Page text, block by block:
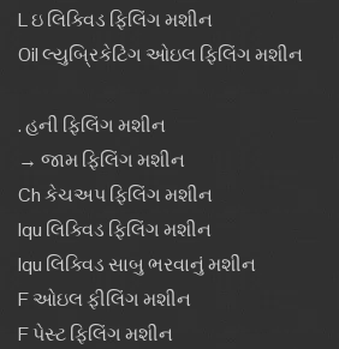
L ઇ લિક્વિડ ફિલિંગ મશીન
Oil લ્યુબ્રિકેટિંગ ઓઇલ ફિલિંગ મશીન
. હની ફિલિંગ મશીન
→ જામ ફિલિંગ મશીન
Ch કેચઅપ ફિલિંગ મશીન
Iqu લિક્વિડ ફિલિંગ મશીન
Iqu લિક્વિડ સાબુ ભરવાનું મશીન
F ઓઇલ ફીલિંગ મશીન
F પેસ્ટ ફિલિંગ મશીન